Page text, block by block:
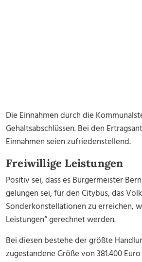
Die Einnahmen durch die
Gehaltsabschlüssen. Bei den
Einnahmen seien zufriedenstellend.
Freiwillige Leistungen
Positiv sei, dass es Bürgermeister
gelungen sei, für den Citybus, das
Sonderkonstellationen zu erreichen,
Leistungen“ gerechnet werden.
Bei diesen bestehe der größte
zugestandene Größe von 381.400